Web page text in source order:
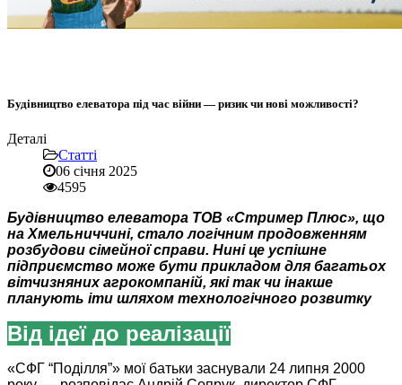
Будівництво елеватора під час війни — ризик чи нові можливості?
Деталі
Статті
06 січня 2025
4595
Будівництво елеватора ТОВ «Стример Плюс», що
на Хмельниччині, стало логічним продовженням
розбудови сімейної справи. Нині це успішне
підприємство може бути прикладом для багатьох
вітчизняних агрокомпаній, які так чи інакше
планують іти шляхом технологічного розвитку
Від ідеї до реалізації
«СФГ “Поділля”» мої батьки заснували 24 липня 2000